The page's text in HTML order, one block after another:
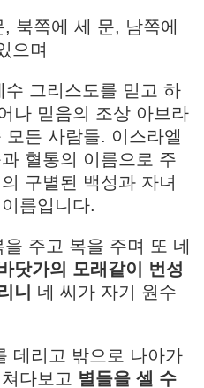
북쪽에 세 문, 남쪽에
으며
그리스도를 믿고 하
나 믿음의 조상 아브라
든 사람들. 이스라엘
혈통의 이름으로 주
구별된 백성과 자녀
름입니다.
주고 복을 주며 또 네
닷가의 모래같이 번성
니 네 씨가 자기 원수
데리고 밖으로 나아가
다보고 별들을 셀 수